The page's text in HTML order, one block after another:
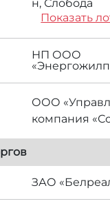
н, Слобода
Показать
НП ООО
ООО
компания
ЗАО